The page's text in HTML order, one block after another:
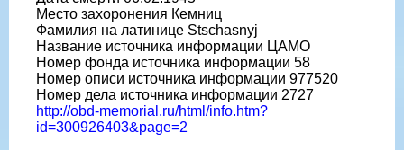
Место захоронения Кемниц
Фамилия на латинице Stschasnyj
Название источника информации ЦАМО
Номер фонда источника информации 58
Номер описи источника информации 977520
Номер дела источника информации 2727
http://obd-memorial.ru/html/info.htm?
id=300926403&page=2